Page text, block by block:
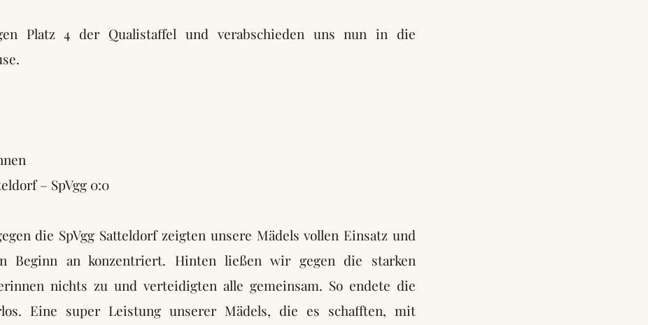
Platz 4 der Qualistaffel und verabschieden uns nun in die
– SpVgg 0:0
die SpVgg Satteldorf zeigten unsere Mädels vollen Einsatz und
Beginn an konzentriert. Hinten ließen wir gegen die starken
nichts zu und verteidigten alle gemeinsam. So endete die
Eine super Leistung unserer Mädels, die es schafften, mit